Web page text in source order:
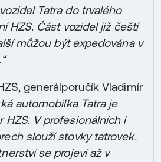
Tatra do trvalého
HZS. Část vozidel již čeští
můžou být expedována v
generálporučík Vladimír
automobilka Tatra je
HZS. V profesionálních i
slouží stovky tatrovek.
se projeví až v